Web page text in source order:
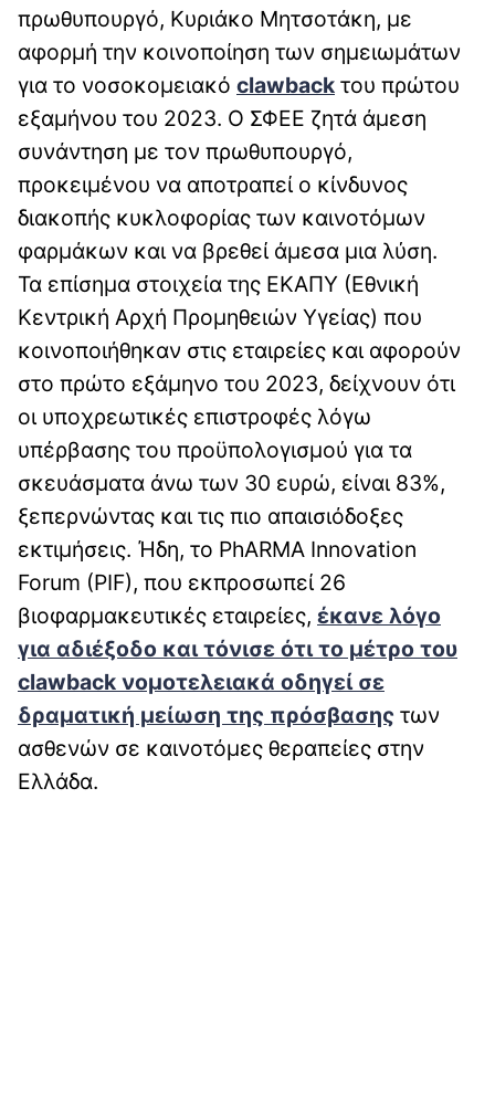
πρωθυπουργό, Κυριάκο Μητσοτάκη, με
αφορμή την κοινοποίηση των σημειωμάτων
για το νοσοκομειακό clawback του πρώτου
εξαμήνου του 2023. Ο ΣΦΕΕ ζητά άμεση
συνάντηση με τον πρωθυπουργό,
προκειμένου να αποτραπεί ο κίνδυνος
διακοπής κυκλοφορίας των καινοτόμων
φαρμάκων και να βρεθεί άμεσα μια λύση.
Τα επίσημα στοιχεία της ΕΚΑΠΥ (Εθνική
Κεντρική Αρχή Προμηθειών Υγείας) που
κοινοποιήθηκαν στις εταιρείες και αφορούν
στο πρώτο εξάμηνο του 2023, δείχνουν ότι
οι υποχρεωτικές επιστροφές λόγω
υπέρβασης του προϋπολογισμού για τα
σκευάσματα άνω των 30 ευρώ, είναι 83%,
ξεπερνώντας και τις πιο απαισιόδοξες
εκτιμήσεις. Ήδη, το PhARMA Innovation
Forum (PIF), που εκπροσωπεί 26
βιοφαρμακευτικές εταιρείες, έκανε λόγο
για αδιέξοδο και τόνισε ότι το μέτρο του
clawback νομοτελειακά οδηγεί σε
δραματική μείωση της πρόσβασης των
ασθενών σε καινοτόμες θεραπείες στην
Ελλάδα.